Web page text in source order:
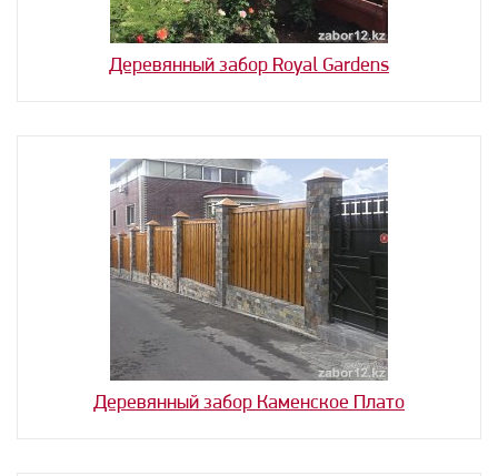
Деревянный забор Royal Gardens
Деревянный забор Каменское Плато